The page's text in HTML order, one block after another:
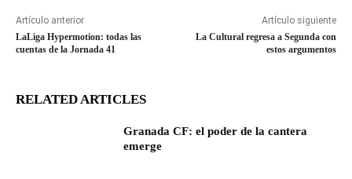
Artículo anterior
LaLiga Hypermotion: todas las
cuentas de la Jornada 41
Artículo siguiente
La Cultural regresa a Segunda con
estos argumentos
RELATED ARTICLES
Granada CF: el poder de la cantera
emerge